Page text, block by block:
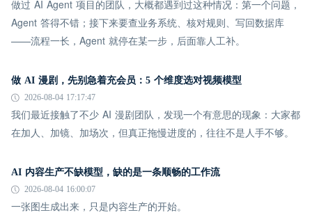
做过 AI Agent 项目的团队，大概都遇到过这种情况：第一个问题，
Agent 答得不错；接下来要查业务系统、核对规则、写回数据库
——流程一长，Agent 就停在某一步，后面靠人工补。
做 AI 漫剧，先别急着充会员：5 个维度选对视频模型
2026-08-04 17:17:47
我们最近接触了不少 AI 漫剧团队，发现一个有意思的现象：大家都
在加人、加镜、加场次，但真正拖慢进度的，往往不是人手不够。
AI 内容生产不缺模型，缺的是一条顺畅的工作流
2026-08-04 16:00:07
一张图生成出来，只是内容生产的开始。